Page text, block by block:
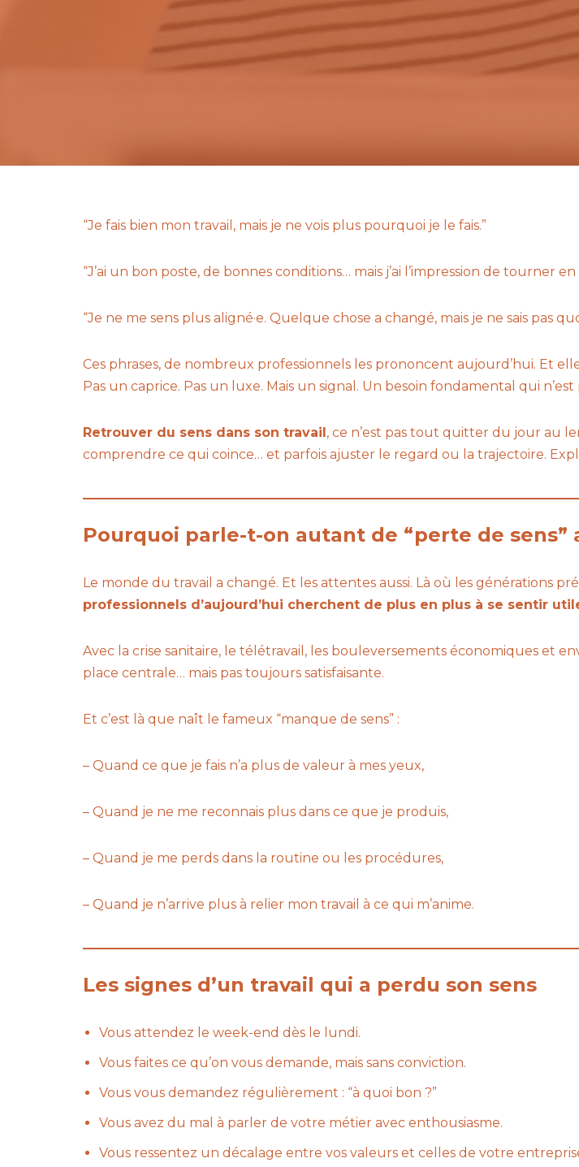
“Je fais bien mon travail, mais je ne vois plus pourquoi je le fais.”
“J’ai un bon poste, de bonnes conditions… mais j’ai l’impression de tourner en
“Je ne me sens plus aligné·e. Quelque chose a changé, mais je ne sais pas
Ces phrases, de nombreux professionnels les prononcent aujourd’hui. Et
Pas un caprice. Pas un luxe. Mais un signal. Un besoin fondamental qui
Retrouver du sens dans son travail, ce n’est pas tout quitter du jour au
comprendre ce qui coince… et parfois ajuster le regard ou la trajectoire.
Pourquoi parle-t-on autant de “perte de sens”
Le monde du travail a changé. Et les attentes aussi. Là où les générations
professionnels d’aujourd’hui cherchent de plus en plus à se sentir
Avec la crise sanitaire, le télétravail, les bouleversements économiques et
place centrale… mais pas toujours satisfaisante.
Et c’est là que naît le fameux “manque de sens” :
– Quand ce que je fais n’a plus de valeur à mes yeux,
– Quand je ne me reconnais plus dans ce que je produis,
– Quand je me perds dans la routine ou les procédures,
– Quand je n’arrive plus à relier mon travail à ce qui m’anime.
Les signes d’un travail qui a perdu son sens
Vous attendez le week-end dès le lundi.
Vous faites ce qu’on vous demande, mais sans conviction.
Vous vous demandez régulièrement : “à quoi bon ?”
Vous avez du mal à parler de votre métier avec enthousiasme.
Vous ressentez un décalage entre vos valeurs et celles de votre